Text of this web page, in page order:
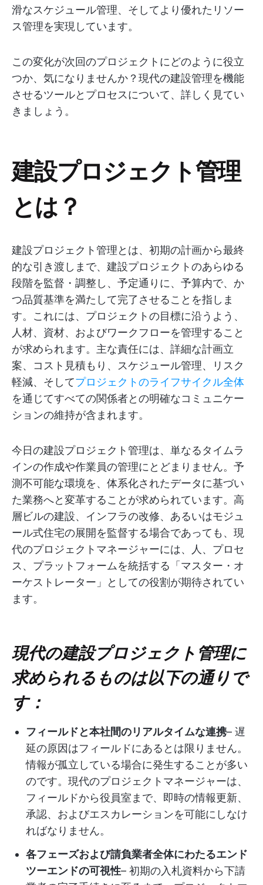
滑なスケジュール管理、そしてより優れたリソー
ス管理を実現しています。
この変化が次回のプロジェクトにどのように役立
つか、気になりませんか？現代の建設管理を機能
させるツールとプロセスについて、詳しく見てい
きましょう。
建設プロジェクト管理
とは？
建設プロジェクト管理とは、初期の計画から最終
的な引き渡しまで、建設プロジェクトのあらゆる
段階を監督・調整し、予定通りに、予算内で、か
つ品質基準を満たして完了させることを指しま
す。これには、プロジェクトの目標に沿うよう、
人材、資材、およびワークフローを管理すること
が求められます。主な責任には、詳細な計画立
案、コスト見積もり、スケジュール管理、リスク
軽減、そしてプロジェクトのライフサイクル全体
を通じてすべての関係者との明確なコミュニケー
ションの維持が含まれます。
今日の建設プロジェクト管理は、単なるタイムラ
インの作成や作業員の管理にとどまりません。予
測不可能な環境を、体系化されたデータに基づい
た業務へと変革することが求められています。高
層ビルの建設、インフラの改修、あるいはモジュ
ール式住宅の展開を監督する場合であっても、現
代のプロジェクトマネージャーには、人、プロセ
ス、プラットフォームを統括する「マスター・オ
ーケストレーター」としての役割が期待されてい
ます。
現代の建設プロジェクト管理に
求められるものは以下の通りで
す：
フィールドと本社間のリアルタイムな連携– 遅
延の原因はフィールドにあるとは限りません。
情報が孤立している場合に発生することが多い
のです。現代のプロジェクトマネージャーは、
フィールドから役員室まで、即時の情報更新、
承認、およびエスカレーションを可能にしなけ
ればなりません。
各フェーズおよび請負業者全体にわたるエンド
ツーエンドの可視性– 初期の入札資料から下請